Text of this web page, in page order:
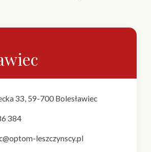
33, 59-700 Bolesławiec
384
leszczynscy.pl